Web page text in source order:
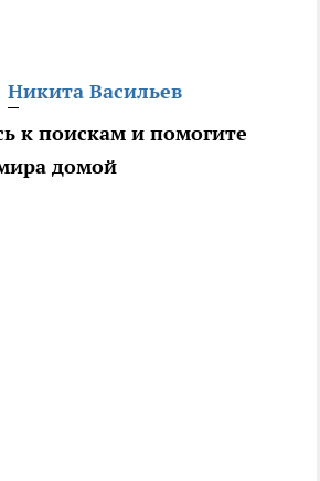
Никита Васильев
к поискам и помогите
домой